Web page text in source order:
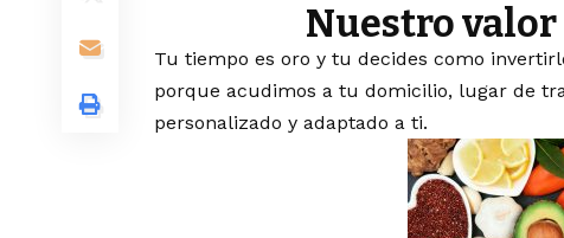
Nuestro
Tu tiempo es oro y tu decides como
porque acudimos a tu domicilio, lugar de
personalizado y adaptado a ti.